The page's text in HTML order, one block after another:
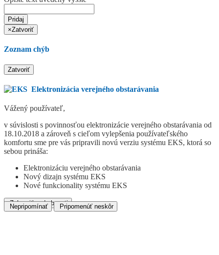
Pridaj
×Zatvoriť
Zoznam chýb
Zatvoriť
Elektronizácia verejného obstarávania
Vážený používateľ,
v súvislosti s povinnosťou elektronizácie verejného obstarávania od
18.10.2018 a zároveň s cieľom vylepšenia používateľského
komfortu sme pre vás pripravili novú verziu systému EKS, ktorá so
sebou prináša:
Elektronizáciu verejného obstarávania
Nový dizajn systému EKS
Nové funkcionality systému EKS
Zobraziť podrobnosti
Nepripomínať Pripomenúť neskôr